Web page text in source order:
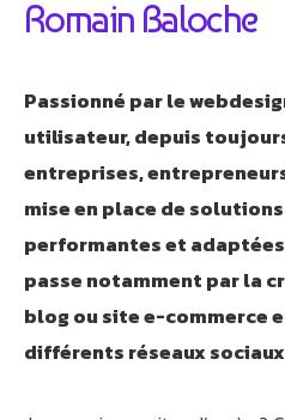
Romain Baloche
Passionné par le
utilisateur, depuis
entreprises,
mise en place de
performantes et
passe notamment par la
blog ou site e-commerce
différents réseaux
Je vous oriente vers la
Dites-moi votre objectif ou